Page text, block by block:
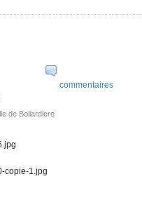
commentaires
de Bollardiere